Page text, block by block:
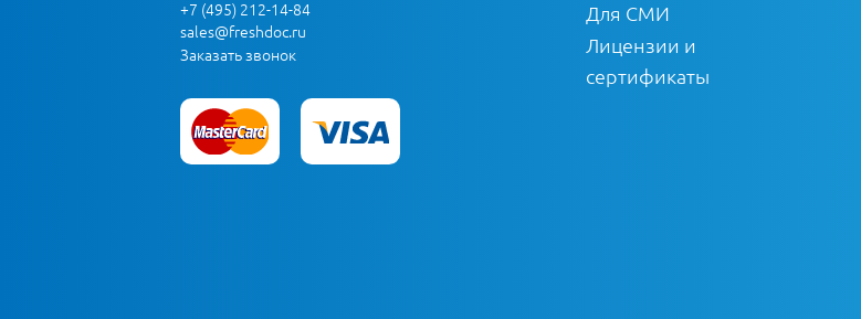
+7 (495) 212-14-84
sales@freshdoc.ru
Заказать звонок
Для СМИ
Лицензии и
сертификаты